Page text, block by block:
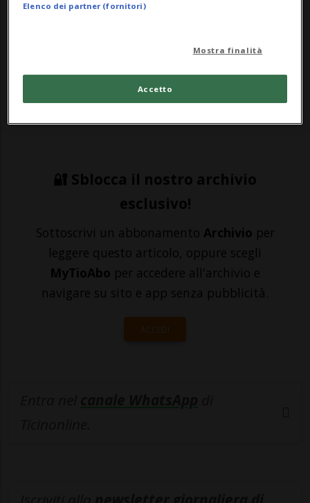
viabilità sull’A2, già messa a dura prova
vacanze di primavera in dieci Länder
tedeschi e in due cantoni svizzeri.In
direzione sud, , il TCS segnala «problemi di
🔐 Sblocca il nostro archivio
esclusivo!
Sottoscrivi un abbonamento Archivio per
leggere questo articolo, oppure scegli
MyTioAbo per accedere all'archivio e
navigare su sito e app senza pubblicità.
ACCEDI
Elenco dei partner (fornitori)
Mostra finalità
Accetto